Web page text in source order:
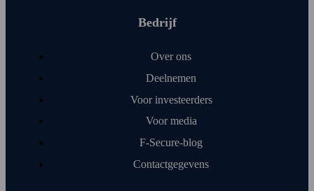
Bedrijf
Over ons
Deelnemen
Voor investeerders
Voor media
F‑Secure-blog
Contact­gegevens